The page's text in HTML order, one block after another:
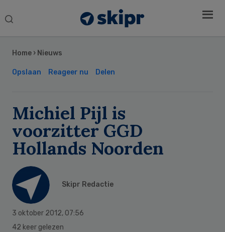
Search
Home › Nieuws
Opslaan Reageer nu Delen
Michiel Pijl is
voorzitter GGD
Hollands Noorden
Skipr Redactie
3 oktober 2012, 07:56
42 keer gelezen
Sidebar